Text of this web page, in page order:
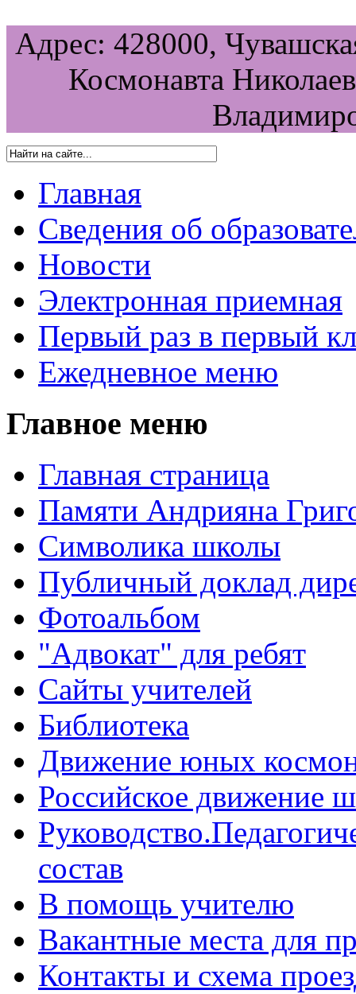
Адрес: 428000,
Космонавта
Главная
Сведения об
Новости
Электронная приемная
Первый раз в первый
Ежедневное меню
Главное меню
Главная страница
Памяти Андрияна
Символика школы
Публичный доклад
Фотоальбом
"Адвокат" для ребят
Сайты учителей
Библиотека
Движение юных
Российское движение
состав
В помощь учителю
Вакантные места для
Контакты и схема